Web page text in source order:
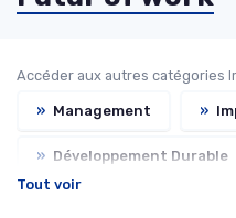
Accéder aux autres catégories
» Management »
» Développement Durable
Tout voir